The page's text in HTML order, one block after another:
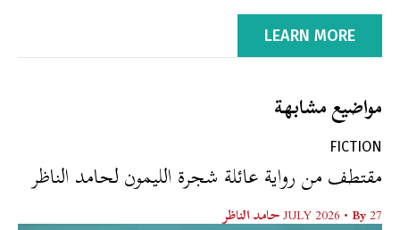
LEARN MORE
مواضيع مشابهة
FICTION
مقتطف من رواية عائلة شجرة الليمون لحامد الناظر
27 JULY 2026
• By حامد الناظر